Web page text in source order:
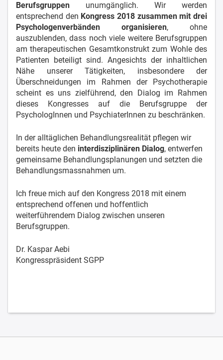
Berufsgruppen unumgänglich. Wir werden
entsprechend den Kongress 2018 zusammen mit drei
Psychologenverbänden organisieren, ohne
auszublenden, dass noch viele weitere Berufsgruppen
am therapeutischen Gesamtkonstrukt zum Wohle des
Patienten beteiligt sind. Angesichts der inhaltlichen
Nähe unserer Tätigkeiten, insbesondere der
Überschneidungen im Rahmen der Psychotherapie
scheint es uns zielführend, den Dialog im Rahmen
dieses Kongresses auf die Berufsgruppe der
PsychologInnen und PsychiaterInnen zu beschränken.
In der alltäglichen Behandlungsrealität pflegen wir
bereits heute den interdisziplinären Dialog, entwerfen
gemeinsame Behandlungsplanungen und setzten die
Behandlungsmassnahmen um.
Ich freue mich auf den Kongress 2018 mit einem
entsprechend offenen und hoffentlich
weiterführendem Dialog zwischen unseren
Berufsgruppen.
Dr. Kaspar Aebi
Kongresspräsident SGPP